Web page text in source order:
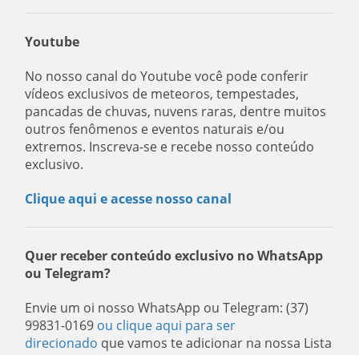
Youtube
No nosso canal do Youtube você pode conferir
vídeos exclusivos de meteoros, tempestades,
pancadas de chuvas, nuvens raras, dentre muitos
outros fenômenos e eventos naturais e/ou
extremos. Inscreva-se e recebe nosso conteúdo
exclusivo.
Clique aqui e acesse nosso canal
Quer receber conteúdo exclusivo no WhatsApp
ou Telegram?
Envie um oi nosso WhatsApp ou Telegram: (37)
99831-0169 ou clique aqui para ser
direcionado que vamos te adicionar na nossa Lista